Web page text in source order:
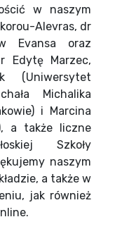
w naszym
Alevras, dr
Evansa oraz
Edytę Marzec,
(Uniwersytet
Michalika
i Marcina
a także liczne
Szkoły
naszym
a także w
jak również